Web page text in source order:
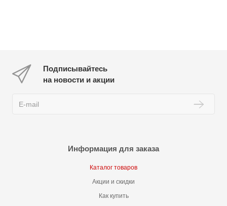
Подписывайтесь
на новости и акции
Информация для заказа
Каталог товаров
Акции и скидки
Как купить